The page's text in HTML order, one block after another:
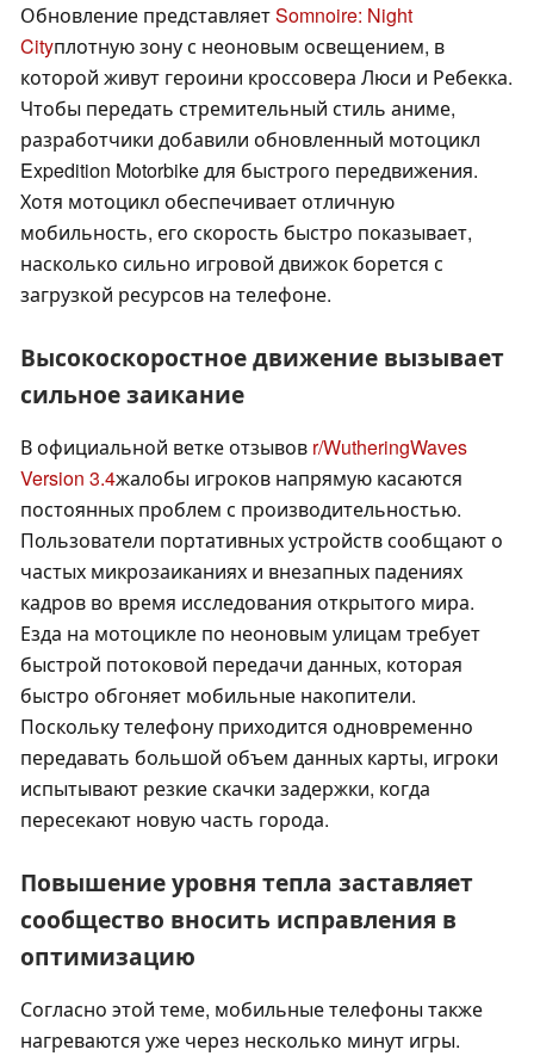
Обновление представляетSomnoire: Night
Cityплотную зону с неоновым освещением, в
которой живут героини кроссовера Люси и Ребекка.
Чтобы передать стремительный стиль аниме,
разработчики добавили обновленный мотоцикл
Expedition Motorbike для быстрого передвижения.
Хотя мотоцикл обеспечивает отличную
мобильность, его скорость быстро показывает,
насколько сильно игровой движок борется с
загрузкой ресурсов на телефоне.
Высокоскоростное движение вызывает
сильное заикание
В официальной ветке отзывов r/WutheringWaves
Version 3.4жалобы игроков напрямую касаются
постоянных проблем с производительностью.
Пользователи портативных устройств сообщают о
частых микрозаиканиях и внезапных падениях
кадров во время исследования открытого мира.
Езда на мотоцикле по неоновым улицам требует
быстрой потоковой передачи данных, которая
быстро обгоняет мобильные накопители.
Поскольку телефону приходится одновременно
передавать большой объем данных карты, игроки
испытывают резкие скачки задержки, когда
пересекают новую часть города.
Повышение уровня тепла заставляет
сообщество вносить исправления в
оптимизацию
Согласно этой теме, мобильные телефоны также
нагреваются уже через несколько минут игры.